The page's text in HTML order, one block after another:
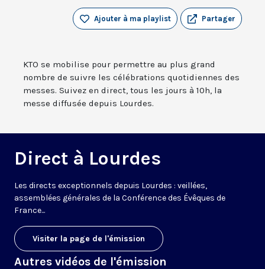
Partager
Ajouter à ma playlist
KTO se mobilise pour permettre au plus grand
nombre de suivre les célébrations quotidiennes des
messes. Suivez en direct, tous les jours à 10h, la
messe diffusée depuis Lourdes.
Direct à Lourdes
Les directs exceptionnels depuis Lourdes : veillées,
assemblées générales de la Conférence des Évêques de
France...
Visiter la page de l'émission
Autres vidéos de l'émission